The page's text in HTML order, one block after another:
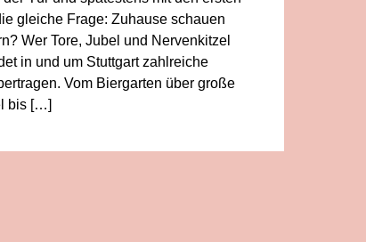
gleiche Frage: Zuhause schauen
Wer Tore, Jubel und Nervenkitzel
in und um Stuttgart zahlreiche
Vom Biergarten über große
bis […]